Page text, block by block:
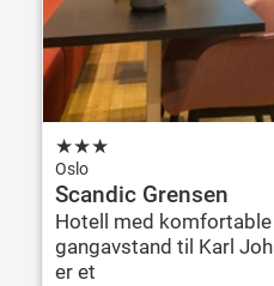
★★★
Oslo
Scandic Grensen
Hotell med
gangavstand til Karl
er et